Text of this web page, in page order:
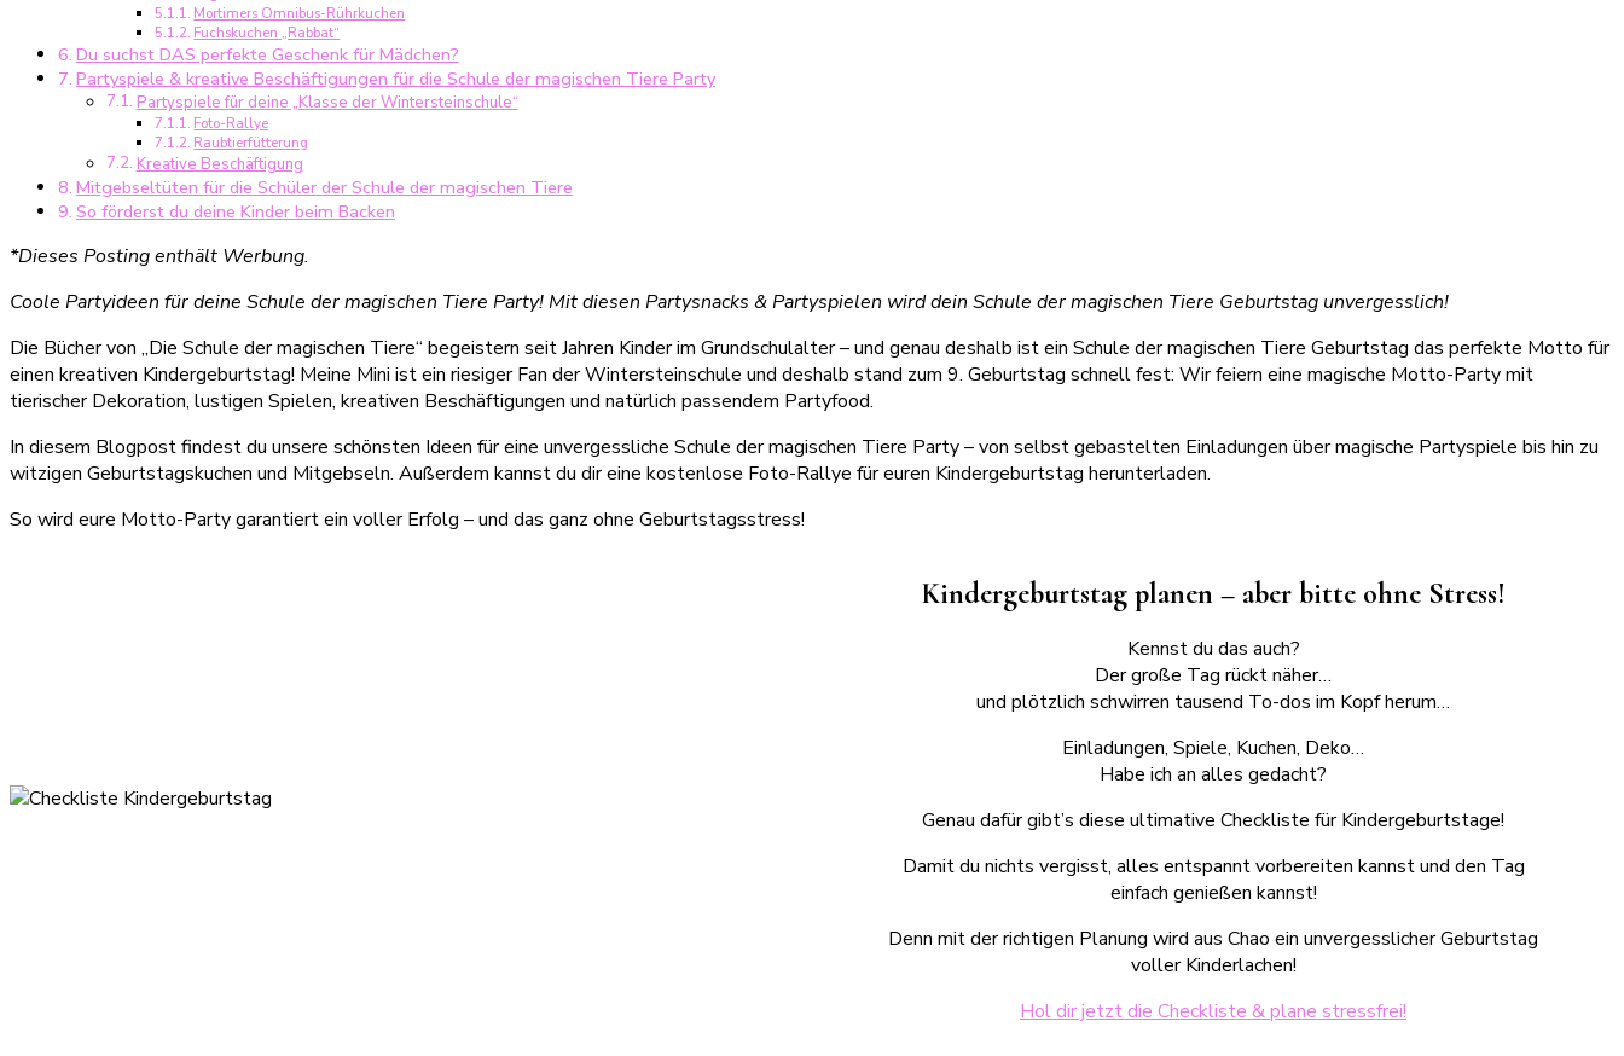
Download)
Mortimers Omnibus-Rührkuchen
Fuchskuchen „Rabbat“
Du suchst DAS perfekte Geschenk für Mädchen?
Partyspiele & kreative Beschäftigungen für die Schule der magischen Tiere Party
Partyspiele für deine „Klasse der Wintersteinschule“
Foto-Rallye
Raubtierfütterung
Kreative Beschäftigung
Mitgebseltüten für die Schüler der Schule der magischen Tiere
So förderst du deine Kinder beim Backen
*Dieses Posting enthält Werbung.
Coole Partyideen für deine Schule der magischen Tiere Party! Mit diesen Partysnacks & Partyspielen wird dein Schule der magischen Tiere Geburtstag unvergesslich!
Die Bücher von „Die Schule der magischen Tiere“ begeistern seit Jahren Kinder im Grundschulalter – und genau deshalb ist ein Schule der magischen Tiere Geburtstag das perfekte Motto für
einen kreativen Kindergeburtstag! Meine Mini ist ein riesiger Fan der Wintersteinschule und deshalb stand zum 9. Geburtstag schnell fest: Wir feiern eine magische Motto-Party mit
tierischer Dekoration, lustigen Spielen, kreativen Beschäftigungen und natürlich passendem Partyfood.
In diesem Blogpost findest du unsere schönsten Ideen für eine unvergessliche Schule der magischen Tiere Party – von selbst gebastelten Einladungen über magische Partyspiele bis hin zu
witzigen Geburtstagskuchen und Mitgebseln. Außerdem kannst du dir eine kostenlose Foto-Rallye für euren Kindergeburtstag herunterladen.
So wird eure Motto-Party garantiert ein voller Erfolg – und das ganz ohne Geburtstagsstress!
Kindergeburtstag planen – aber bitte ohne Stress!
Kennst du das auch?
Der große Tag rückt näher…
und plötzlich schwirren tausend To-dos im Kopf herum…
Einladungen, Spiele, Kuchen, Deko…
Habe ich an alles gedacht?
Genau dafür gibt’s diese ultimative Checkliste für Kindergeburtstage!
Damit du nichts vergisst, alles entspannt vorbereiten kannst und den Tag
einfach genießen kannst!
Denn mit der richtigen Planung wird aus Chao ein unvergesslicher Geburtstag
voller Kinderlachen!
Hol dir jetzt die Checkliste & plane stressfrei!